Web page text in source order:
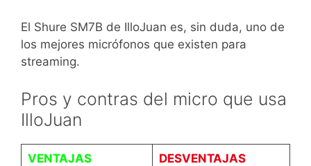
El Shure SM7B de IlloJuan es, sin duda, uno de
los mejores micrófonos que existen para
streaming.
Pros y contras del micro que usa
IlloJuan
VENTAJAS DESVENTAJAS